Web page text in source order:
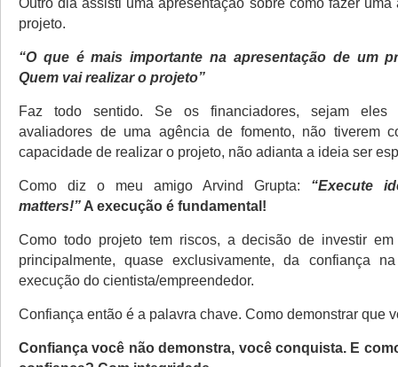
projeto.
“O que é mais importante na apresentação de um
Quem vai realizar o projeto”
Faz todo sentido. Se os financiadores, sejam eles
avaliadores de uma agência de fomento, não tiverem
capacidade de realizar o projeto, não adianta a ideia ser
Como diz o meu amigo Arvind Grupta: “Execute
matters!” A execução é fundamental!
Como todo projeto tem riscos, a decisão de investir em
principalmente, quase exclusivamente, da confiança
execução do cientista/empreendedor.
Confiança então é a palavra chave. Como demonstrar que
Confiança você não demonstra, você conquista. E